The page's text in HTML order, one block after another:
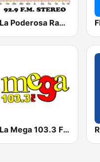
La Poderosa Radio 92.9 FM
La Mega 103.3 FM